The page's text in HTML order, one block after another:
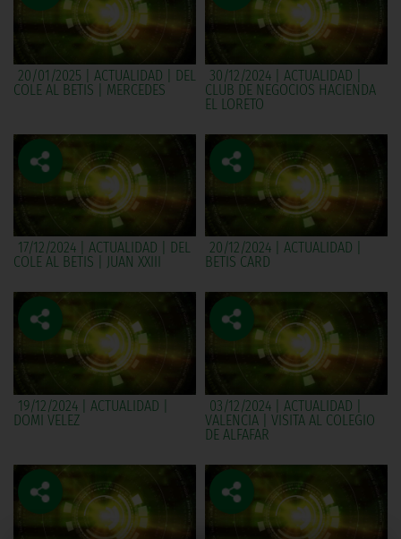
20/01/2025 | ACTUALIDAD | DEL
COLE AL BETIS | MERCEDES
30/12/2024 | ACTUALIDAD |
CLUB DE NEGOCIOS HACIENDA
EL LORETO
17/12/2024 | ACTUALIDAD | DEL
COLE AL BETIS | JUAN XXIII
20/12/2024 | ACTUALIDAD |
BETIS CARD
19/12/2024 | ACTUALIDAD |
DOMI VELEZ
03/12/2024 | ACTUALIDAD |
VALENCIA | VISITA AL COLEGIO
DE ALFAFAR